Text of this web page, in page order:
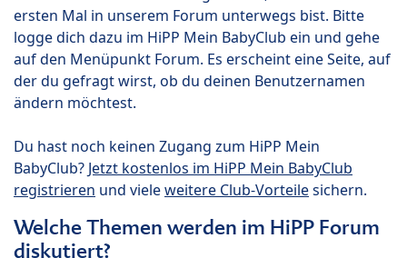
ersten Mal in unserem Forum unterwegs bist. Bitte
logge dich dazu im HiPP Mein BabyClub ein und gehe
auf den Menüpunkt Forum. Es erscheint eine Seite, auf
der du gefragt wirst, ob du deinen Benutzernamen
ändern möchtest.
Du hast noch keinen Zugang zum HiPP Mein
BabyClub? Jetzt kostenlos im HiPP Mein BabyClub
registrieren und vieleweitere Club-Vorteilesichern.
Welche Themen werden im HiPP Forum
diskutiert?